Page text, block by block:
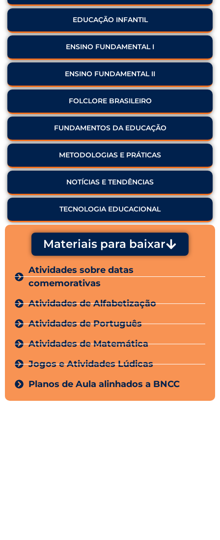
EDUCAÇÃO INFANTIL
ENSINO FUNDAMENTAL I
ENSINO FUNDAMENTAL II
FOLCLORE BRASILEIRO
FUNDAMENTOS DA EDUCAÇÃO
METODOLOGIAS E PRÁTICAS
NOTÍCIAS E TENDÊNCIAS
TECNOLOGIA EDUCACIONAL
Materiais para baixar
Atividades sobre datas
comemorativas
Atividades de Alfabetização
Atividades de Português
Atividades de Matemática
Jogos e Atividades Lúdicas
Planos de Aula alinhados a BNCC